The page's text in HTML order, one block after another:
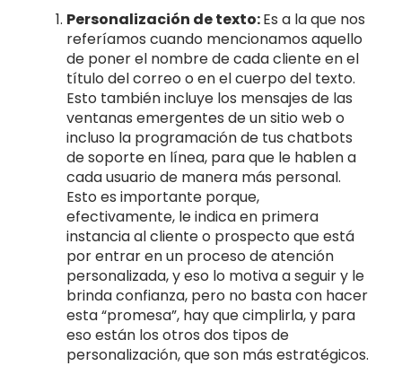
Personalización de texto:Es a la que nos
referíamos cuando mencionamos aquello
de poner el nombre de cada cliente en el
título del correo o en el cuerpo del texto.
Esto también incluye los mensajes de las
ventanas emergentes de un sitio web o
incluso la programación de tus chatbots
de soporte en línea, para que le hablen a
cada usuario de manera más personal.
Esto es importante porque,
efectivamente, le indica en primera
instancia al cliente o prospecto que está
por entrar en un proceso de atención
personalizada, y eso lo motiva a seguir y le
brinda confianza, pero no basta con hacer
esta “promesa”, hay que cimplirla, y para
eso están los otros dos tipos de
personalización, que son más estratégicos.